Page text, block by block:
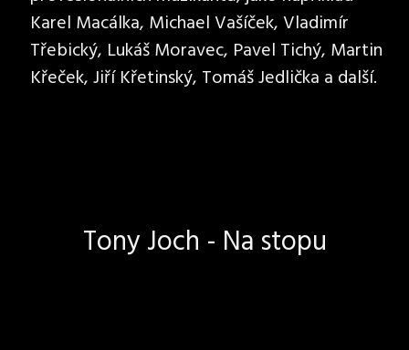
Karel Macálka, Michael Vašíček, Vladimír
Třebický, Lukáš Moravec, Pavel Tichý, Martin
Křeček, Jiří Křetinský, Tomáš Jedlička a další.
Tony Joch - Na stopu